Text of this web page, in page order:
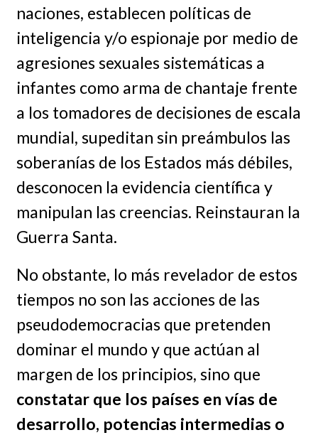
naciones, establecen políticas de
inteligencia y/o espionaje por medio de
agresiones sexuales sistemáticas a
infantes como arma de chantaje frente
a los tomadores de decisiones de escala
mundial, supeditan sin preámbulos las
soberanías de los Estados más débiles,
desconocen la evidencia científica y
manipulan las creencias. Reinstauran la
Guerra Santa.
No obstante, lo más revelador de estos
tiempos no son las acciones de las
pseudodemocracias que pretenden
dominar el mundo y que actúan al
margen de los principios, sino que
constatar que los países en vías de
desarrollo, potencias intermedias o